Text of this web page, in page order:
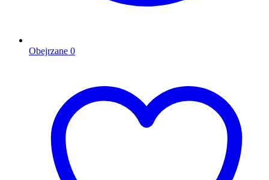
Obejrzane 0